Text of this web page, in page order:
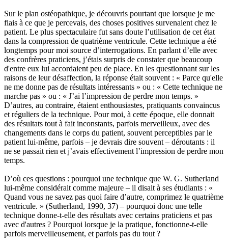
Sur le plan ostéopathique, je découvris pourtant que lorsque je me
fiais à ce que je percevais, des choses positives survenaient chez le
patient. Le plus spectaculaire fut sans doute l’utilisation de cet état
dans la compression de quatrième ventricule. Cette technique a été
longtemps pour moi source d’interrogations. En parlant d’elle avec
des confrères praticiens, j’étais surpris de constater que beaucoup
d'entre eux lui accordaient peu de place. En les questionnant sur les
raisons de leur désaffection, la réponse était souvent : « Parce qu'elle
ne me donne pas de résultats intéressants » ou : « Cette technique ne
marche pas » ou : « J’ai l’impression de perdre mon temps. »
D’autres, au contraire, étaient enthousiastes, pratiquants convaincus
et réguliers de la technique. Pour moi, à cette époque, elle donnait
des résultats tout à fait inconstants, parfois merveilleux, avec des
changements dans le corps du patient, souvent perceptibles par le
patient lui-même, parfois – je devrais dire souvent – déroutants : il
ne se passait rien et j’avais effectivement l’impression de perdre mon
temps.
D’où ces questions : pourquoi une technique que W. G. Sutherland
lui-même considérait comme majeure – il disait à ses étudiants : «
Quand vous ne savez pas quoi faire d’autre, comprimez le quatrième
ventricule. » (Sutherland, 1990, 37) – pourquoi donc une telle
technique donne-t-elle des résultats avec certains praticiens et pas
avec d'autres ? Pourquoi lorsque je la pratique, fonctionne-t-elle
parfois merveilleusement, et parfois pas du tout ?